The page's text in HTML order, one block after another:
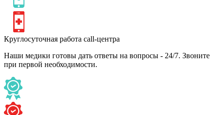
Круглосуточная работа call-центра
Наши медики готовы дать ответы на вопросы - 24/7. Звоните
при первой необходимости.